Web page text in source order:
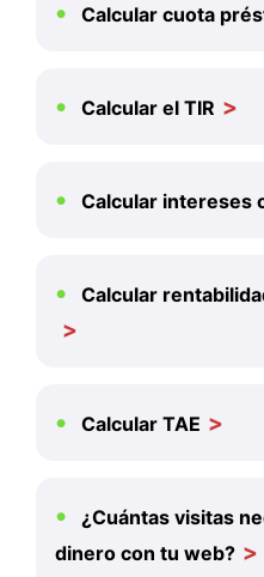
Calcular cuota
Calcular el TIR
Calcular intereses
Calcular
Calcular TAE
¿Cuántas visitas
dinero con tu web?